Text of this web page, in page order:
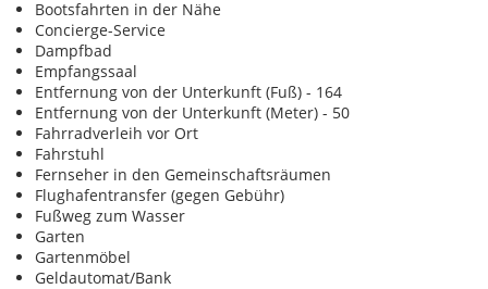
Bootsfahrten in der Nähe
Concierge-Service
Dampfbad
Empfangssaal
Entfernung von der Unterkunft (Fuß) - 164
Entfernung von der Unterkunft (Meter) - 50
Fahrradverleih vor Ort
Fahrstuhl
Fernseher in den Gemeinschaftsräumen
Flughafentransfer (gegen Gebühr)
Fußweg zum Wasser
Garten
Gartenmöbel
Geldautomat/Bank